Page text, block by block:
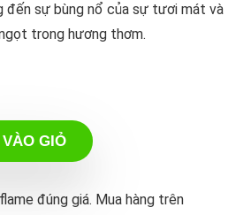
đến sự bùng nổ của sự tươi mát và
trong hương thơm.
GIỎ
đúng giá. Mua hàng trên